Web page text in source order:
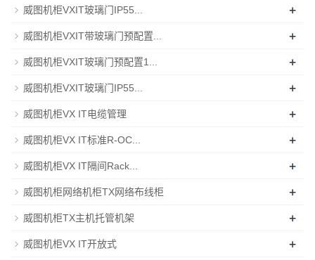
威图机柜VXIT玻璃门IP55... +
威图机柜VXIT带玻璃门预配置... +
威图机柜VXIT玻璃门预配置1... +
威图机柜VXIT玻璃门IP55... +
威图机柜VX IT电缆管理 +
威图机柜VX IT标准R-OC... +
威图机柜VX IT隔间Rack... +
威图机柜网络机柜TX网络布线柜 +
威图机柜TX主机托管机架 +
威图机柜VX IT开放式 +